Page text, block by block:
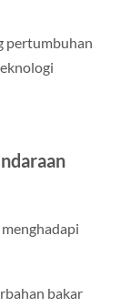
pertumbuhan
bakar